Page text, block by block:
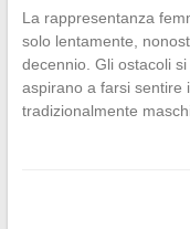
La rappresentanza
solo lentamente,
decennio. Gli ostacoli
aspirano a farsi sentire
tradizionalmente